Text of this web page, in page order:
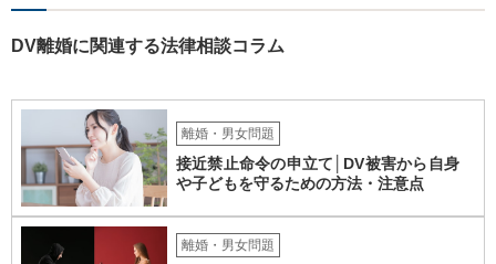
DV離婚に関連する法律相談コラム
離婚・男女問題
接近禁止命令の申立て│DV被害から自身
や子どもを守るための方法・注意点
離婚・男女問題